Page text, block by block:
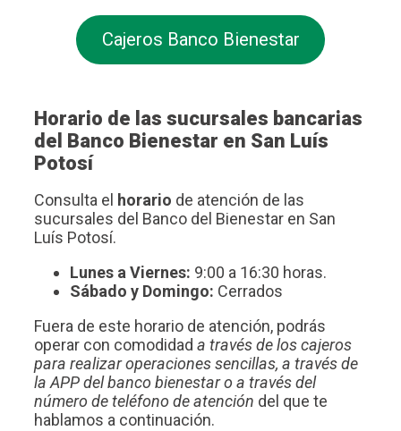
Cajeros Banco Bienestar
Horario de las sucursales bancarias
del Banco Bienestar en San Luís
Potosí
Consulta el horario de atención de las
sucursales del Banco del Bienestar en San
Luís Potosí.
Lunes a Viernes: 9:00 a 16:30 horas.
Sábado y Domingo: Cerrados
Fuera de este horario de atención, podrás
operar con comodidad a través de los cajeros
para realizar operaciones sencillas, a través de
la APP del banco bienestar o a través del
número de teléfono de atención del que te
hablamos a continuación.